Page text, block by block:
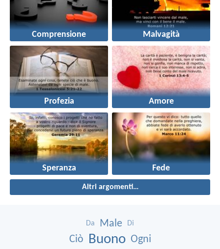
Comprensione Malvagità
Profezia Amore
Speranza Fede
Altri argomenti…
Da Male Di
Ciò Buono Ogni